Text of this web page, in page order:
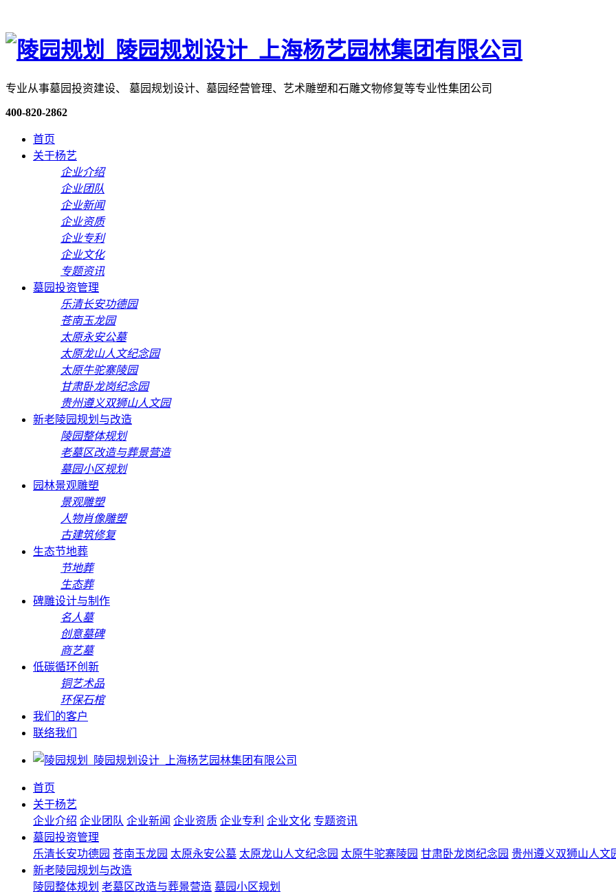
专业从事墓园投资建设、 墓园规划设计、墓园经营管理、艺术雕塑和石雕文物修复等专业性集团公司
400-820-2862
首页
关于杨艺
企业介绍
企业团队
企业新闻
企业资质
企业专利
企业文化
专题资讯
墓园投资管理
乐清长安功德园
苍南玉龙园
太原永安公墓
太原龙山人文纪念园
太原牛驼寨陵园
甘肃卧龙岗纪念园
贵州遵义双狮山人文园
新老陵园规划与改造
陵园整体规划
老墓区改造与葬景营造
墓园小区规划
园林景观雕塑
景观雕塑
人物肖像雕塑
古建筑修复
生态节地葬
节地葬
生态葬
碑雕设计与制作
名人墓
创意墓碑
商艺墓
低碳循环创新
铜艺术品
环保石棺
我们的客户
联络我们
首页
关于杨艺
企业介绍 企业团队 企业新闻 企业资质 企业专利 企业文化 专题资讯
墓园投资管理
乐清长安功德园 苍南玉龙园 太原永安公墓 太原龙山人文纪念园 太原牛驼寨陵园 甘肃卧龙岗纪念园 贵州遵义双狮山人文
新老陵园规划与改造
陵园整体规划 老墓区改造与葬景营造 墓园小区规划